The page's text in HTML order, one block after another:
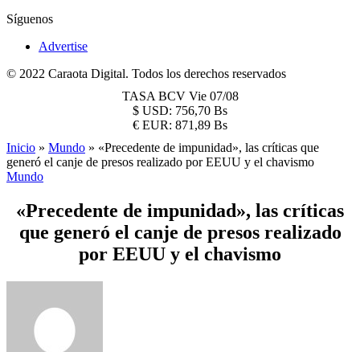
Síguenos
Advertise
© 2022 Caraota Digital. Todos los derechos reservados
TASA BCV Vie 07/08
$ USD: 756,70 Bs
€ EUR: 871,89 Bs
Inicio » Mundo » «Precedente de impunidad», las críticas que
generó el canje de presos realizado por EEUU y el chavismo
Mundo
«Precedente de impunidad», las críticas
que generó el canje de presos realizado
por EEUU y el chavismo